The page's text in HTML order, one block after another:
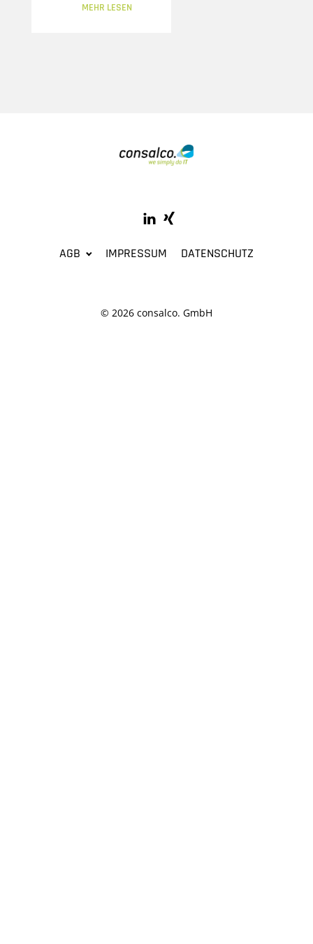
MEHR LESEN
AGB IMPRESSUM DATENSCHUTZ
© 2026 consalco. GmbH